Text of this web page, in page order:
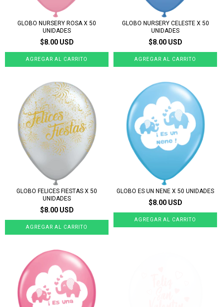
GLOBO NURSERY ROSA X 50
UNIDADES
$8.00 USD
GLOBO NURSERY CELESTE X 50
UNIDADES
$8.00 USD
GLOBO FELICES FIESTAS X 50
UNIDADES
$8.00 USD
GLOBO ES UN NENE X 50 UNIDADES
$8.00 USD